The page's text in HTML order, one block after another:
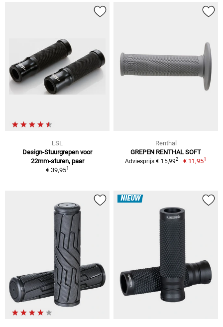
LSL
Design-Stuurgrepen voor
22mm-sturen, paar
€ 39,951
Renthal
GREPEN RENTHAL SOFT
Adviesprijs € 15,992 € 11,951
NIEUW